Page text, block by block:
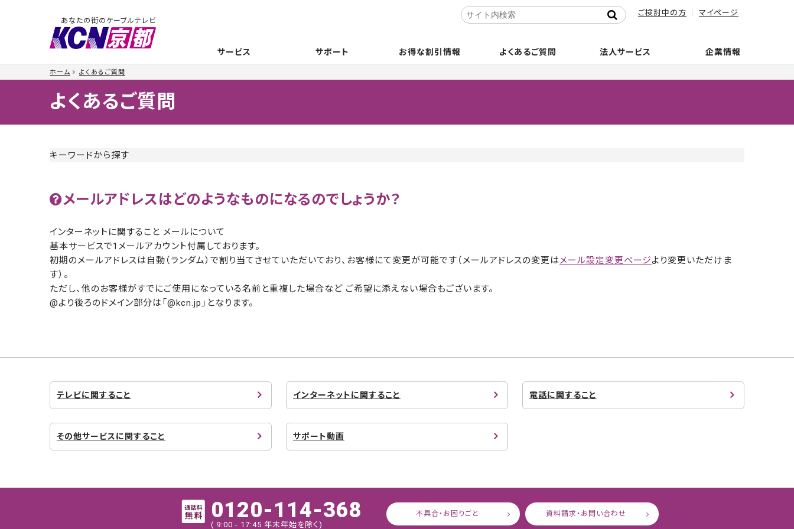
あなたの街のケーブルテレビ
サービス サポート お得な割引情報 よくあるご質問 法人サービス 企業情報
ご検討中の方 マイページ
ホーム よくあるご質問
よくあるご質問
キーワードから探す
メールアドレスはどのようなものになるのでしょうか？
インターネットに関すること メールについて
基本サービスで1メールアカウント付属しております。
初期のメールアドレスは自動（ランダム）で割り当てさせていただいており、お客様にて変更が可能です（メールアドレスの変更はメール設定変更ページより変更いただけま
す）。
ただし、他のお客様がすでにご使用になっている名前と重複した場合など ご希望に添えない場合もございます。
@より後ろのドメイン部分は「@kcn.jp」となります。
テレビに関すること インターネットに関すること 電話に関すること
その他サービスに関すること サポート動画
0120-114-368
( 9:00 - 17:45 年末年始を除く)
不具合・お困りごと 資料請求・お問い合わせ